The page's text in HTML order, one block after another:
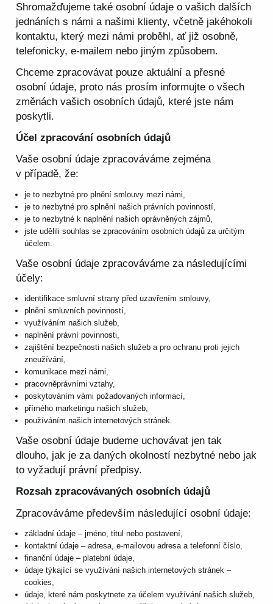
Shromažďujeme také osobní údaje o vašich dalších
jednáních s námi a našimi klienty, včetně jakéhokoli
kontaktu, který mezi námi proběhl, ať již osobně,
telefonicky, e-mailem nebo jiným způsobem.
Chceme zpracovávat pouze aktuální a přesné
osobní údaje, proto nás prosím informujte o všech
změnách vašich osobních údajů, které jste nám
poskytli.
Účel zpracování osobních údajů
Vaše osobní údaje zpracováváme zejména
v případě, že:
je to nezbytné pro plnění smlouvy mezi námi,
je to nezbytné pro splnění našich právních povinností,
je to nezbytné k naplnění našich oprávněných zájmů,
jste udělili souhlas se zpracováním osobních údajů za určitým
účelem.
Vaše osobní údaje zpracováváme za následujícími
účely:
identifikace smluvní strany před uzavřením smlouvy,
plnění smluvních povinností,
využíváním našich služeb,
naplnění právní povinnosti,
zajištění bezpečnosti našich služeb a pro ochranu proti jejich
zneužívání,
komunikace mezi námi,
pracovněprávními vztahy,
poskytováním vámi požadovaných informací,
přímého marketingu našich služeb,
používáním našich internetových stránek.
Vaše osobní údaje budeme uchovávat jen tak
dlouho, jak je za daných okolností nezbytné nebo jak
to vyžadují právní předpisy.
Rozsah zpracovávaných osobních údajů
Zpracováváme především následující osobní údaje:
základní údaje – jméno, titul nebo postavení,
kontaktní údaje – adresa, e-mailovou adresa a telefonní číslo,
finanční údaje – platební údaje,
údaje týkající se využívání našich internetových stránek –
cookies,
údaje, které nám poskytnete za účelem využívání našich služeb,